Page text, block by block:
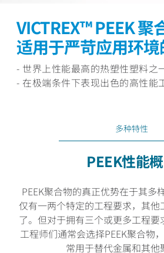
VICTREX™ PEEK 聚
适用于严苛应用环
- 世界上性能最高的热塑性塑料之
- 在极端条件下表现出色的高性能
多种特性
PEEK性能
PEEK聚合物的真正优势在于其多
仅有一两个特定的工程要求，其
了。但对于拥有三个或更多工程要
工程师们通常会选择PEEK聚合物
常用于替代金属和其他